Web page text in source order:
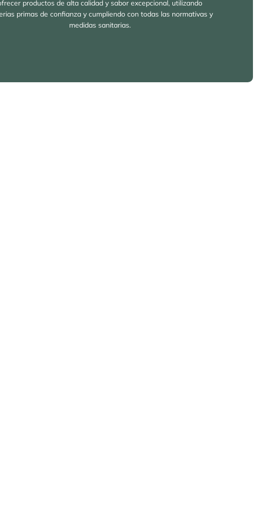
productos de alta calidad y sabor excepcional, utilizando
primas de confianza y cumpliendo con todas las normativas y
medidas sanitarias.